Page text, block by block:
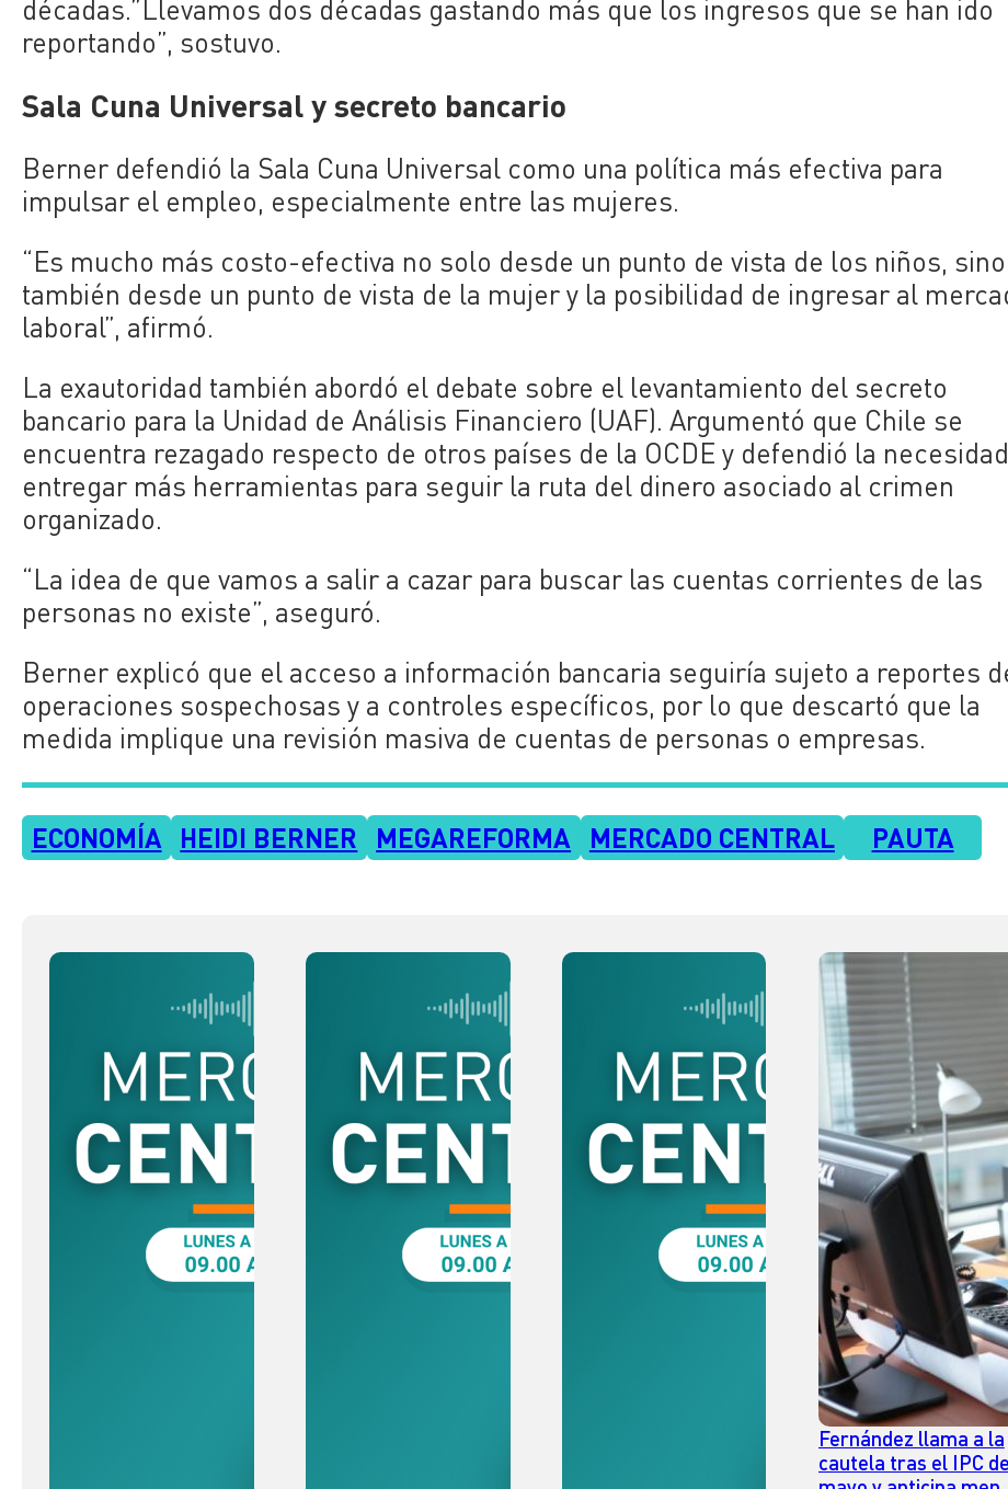
décadas.”Llevamos dos décadas gastando más que los ingresos que se han ido
reportando”, sostuvo.
Sala Cuna Universal y secreto bancario
Berner defendió la Sala Cuna Universal como una política más efectiva para
impulsar el empleo, especialmente entre las mujeres.
“Es mucho más costo-efectiva no solo desde un punto de vista de los niños, sino
también desde un punto de vista de la mujer y la posibilidad de ingresar al
laboral”, afirmó.
La exautoridad también abordó el debate sobre el levantamiento del secreto
bancario para la Unidad de Análisis Financiero (UAF). Argumentó que Chile se
encuentra rezagado respecto de otros países de la OCDE y defendió la
entregar más herramientas para seguir la ruta del dinero asociado al crimen
organizado.
“La idea de que vamos a salir a cazar para buscar las cuentas corrientes de las
personas no existe”, aseguró.
Berner explicó que el acceso a información bancaria seguiría sujeto a reportes
operaciones sospechosas y a controles específicos, por lo que descartó que la
medida implique una revisión masiva de cuentas de personas o empresas.
ECONOMÍA HEIDI BERNER MEGAREFORMA MERCADO CENTRAL PAUTA
Fernández llama a la
cautela tras el IPC de